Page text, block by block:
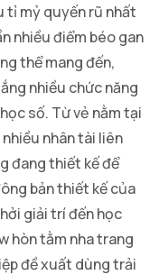
tỉ mỷ quyến rũ nhất
nhiều điểm béo gan
thể mang đến,
nhiều chức năng
số. Từ vẻ nằm tại
nhân tài liên
đang thiết kế để
bản thiết kế của
giải trí đến học
hòn tằm nha trang
đề xuất dùng trải